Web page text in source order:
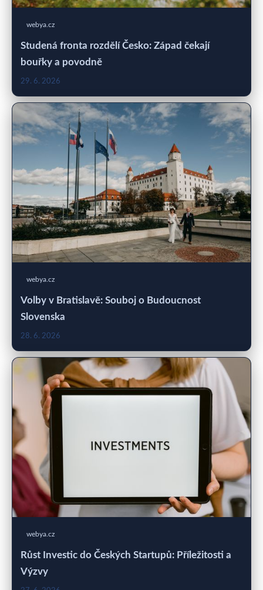
webya.cz
Studená fronta rozdělí Česko: Západ čekají
bouřky a povodně
29. 6. 2026
webya.cz
Volby v Bratislavě: Souboj o Budoucnost
Slovenska
28. 6. 2026
webya.cz
Růst Investic do Českých Startupů: Příležitosti a
Výzvy